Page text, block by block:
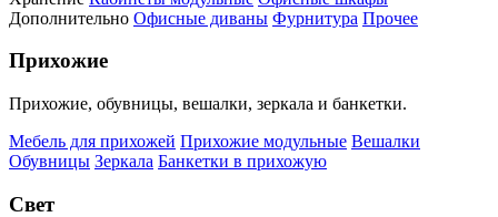
Дополнительно Офисные диваны Фурнитура Прочее
Прихожие
Прихожие, обувницы, вешалки, зеркала и банкетки.
Мебель для прихожей Прихожие модульные Вешалки
Обувницы Зеркала Банкетки в прихожую
Свет